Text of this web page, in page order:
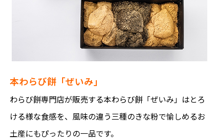
本わらび餅「ぜいみ」
わらび餅専門店が販売する本わらび餅「ぜいみ」はとろ
ける様な食感を、風味の違う三種のきな粉で愉しめるお
土産にもぴったりの一品です。